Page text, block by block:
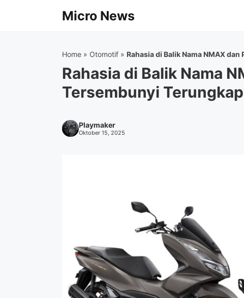
Micro News
Home » Otomotif » Rahasia di Balik Nama NMAX
Rahasia di Balik Nama
Tersembunyi Terungkap
Playmaker
Oktober 15, 2025